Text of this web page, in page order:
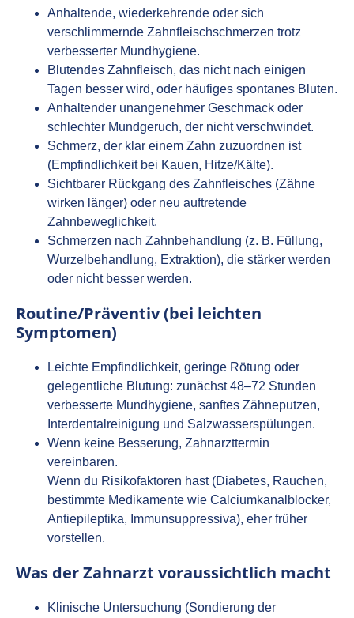
Anhaltende, wiederkehrende oder sich
verschlimmernde Zahnfleischschmerzen trotz
verbesserter Mundhygiene.
Blutendes Zahnfleisch, das nicht nach einigen
Tagen besser wird, oder häufiges spontanes Bluten.
Anhaltender unangenehmer Geschmack oder
schlechter Mundgeruch, der nicht verschwindet.
Schmerz, der klar einem Zahn zuzuordnen ist
(Empfindlichkeit bei Kauen, Hitze/Kälte).
Sichtbarer Rückgang des Zahnfleisches (Zähne
wirken länger) oder neu auftretende
Zahnbeweglichkeit.
Schmerzen nach Zahnbehandlung (z. B. Füllung,
Wurzelbehandlung, Extraktion), die stärker werden
oder nicht besser werden.
Routine/Präventiv (bei leichten
Symptomen)
Leichte Empfindlichkeit, geringe Rötung oder
gelegentliche Blutung: zunächst 48–72 Stunden
verbesserte Mundhygiene, sanftes Zähneputzen,
Interdentalreinigung und Salzwasserspülungen.
Wenn keine Besserung, Zahnarzttermin
vereinbaren.
Wenn du Risikofaktoren hast (Diabetes, Rauchen,
bestimmte Medikamente wie Calciumkanalblocker,
Antiepileptika, Immunsuppressiva), eher früher
vorstellen.
Was der Zahnarzt voraussichtlich macht
Klinische Untersuchung (Sondierung der